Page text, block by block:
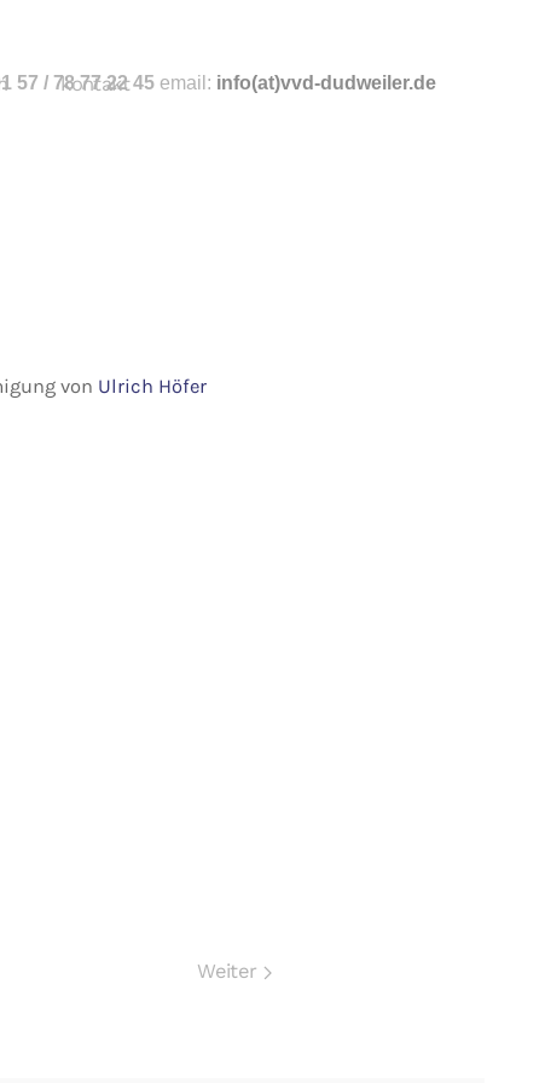
kontakt
57 / 78 77 22 45 email: info(at)vvd-dudweiler.de
von Ulrich Höfer
Weiter